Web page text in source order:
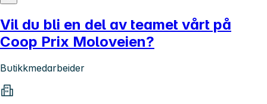
Vil du bli en del av teamet vårt på
Coop Prix Moloveien?
Butikkmedarbeider